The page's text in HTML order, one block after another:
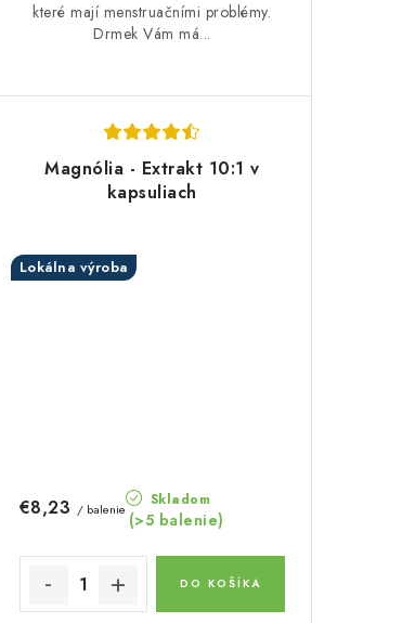
které mají menstruačními problémy.
Drmek Vám má...
Magnólia - Extrakt 10:1 v
kapsuliach
Lokálna výroba
Skladom
(>5 balenie)
€8,23 / balenie
DO KOŠÍKA